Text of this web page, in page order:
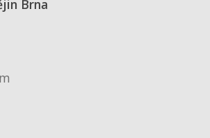
Brna